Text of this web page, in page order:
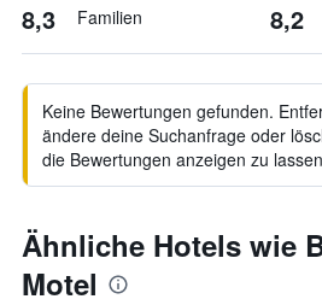
8,3 Familien 8,2
Keine Bewertungen gefunden.
ändere deine Suchanfrage oder
die Bewertungen anzeigen zu
Ähnliche Hotels wie
Motel